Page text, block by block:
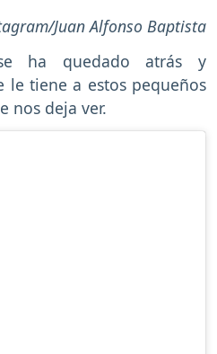
Juan Alfonso Baptista
ha quedado atrás y
le tiene a estos pequeños
nos deja ver.